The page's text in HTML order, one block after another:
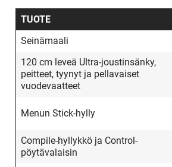
TUOTE
Seinämaali
120 cm leveä Ultra-joustinsänky,
peitteet, tyynyt ja pellavaiset
vuodevaatteet
Menun Stick-hylly
Compile-hyllykkö ja Control-
pöytävalaisin